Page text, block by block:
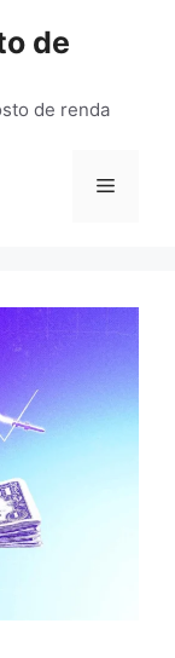
de
de renda
Menu